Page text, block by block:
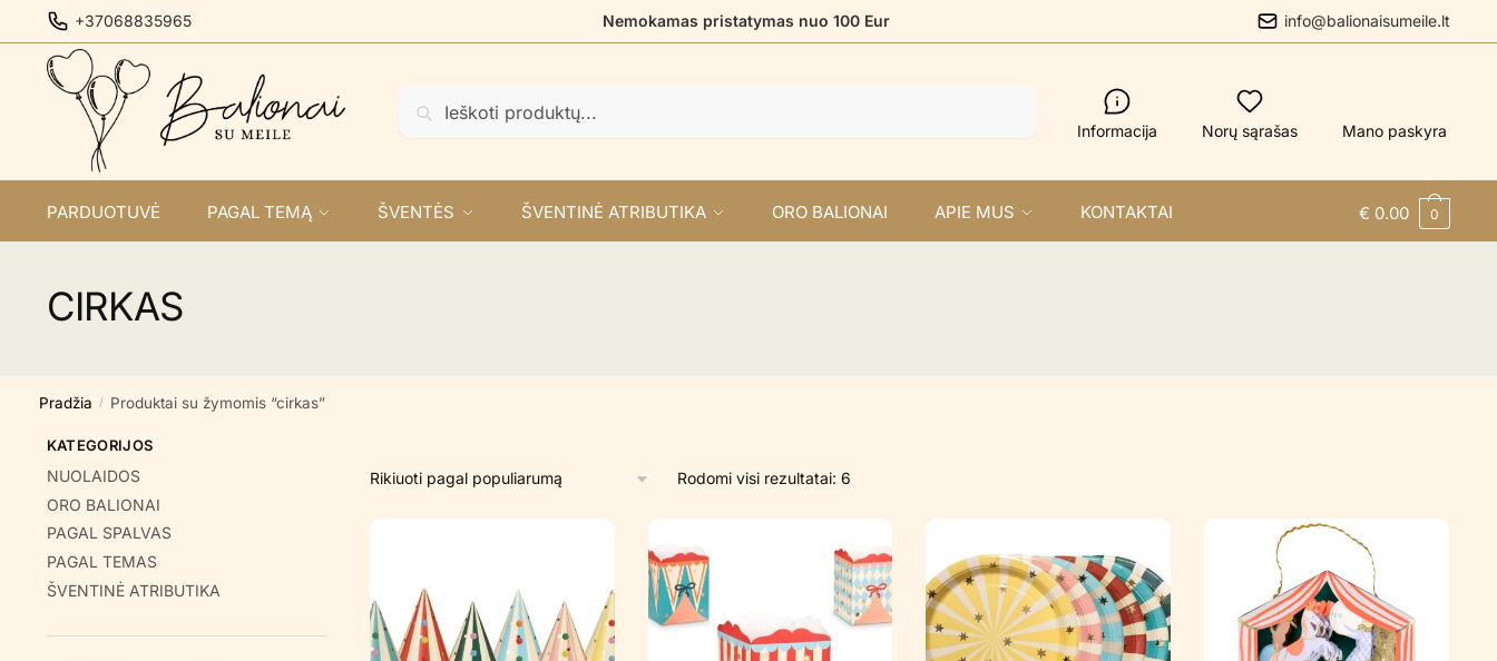
to
navigation
to
content
+37068835965 Nemokamas pristatymas nuo 100 Eur info@balionaisumeile.lt
Informacija Norų sąrašas Mano paskyra
PARDUOTUVĖ PAGAL TEMĄ ŠVENTĖS ŠVENTINĖ ATRIBUTIKA ORO BALIONAI APIE MUS KONTAKTAI € 0.00 0
CIRKAS
Pradžia / Produktai su žymomis “cirkas”
Rodomi visi rezultatai: 6Rūšiuojama
populiarumą
KATEGORIJOS
NUOLAIDOS
ORO BALIONAI
PAGAL SPALVAS
PAGAL TEMAS
ŠVENTINĖ ATRIBUTIKA